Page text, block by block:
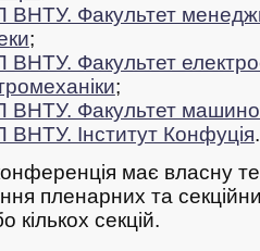
ВНТУ. Факультет
;
ВНТУ. Факультет
;
ВНТУ. Факультет
ВНТУ. Інститут Конфуція.
має власну
пленарних та
кількох секцій.